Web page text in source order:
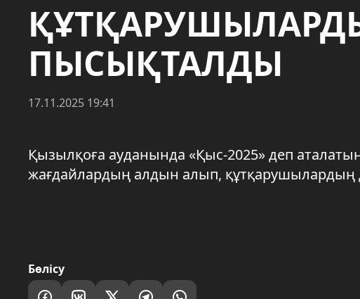
ПЫСЫҚТАЛДЫ
17.11.2025 19:41
Қызылқоға ауданында «Қыс-2025» деп
жағдайлардың алдын алып, құтқарушылардың
Бөлісу